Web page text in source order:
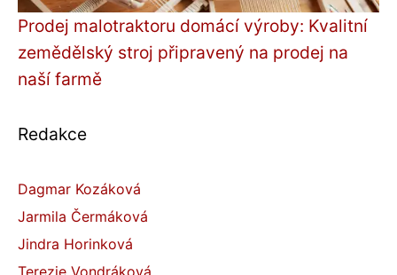
Prodej malotraktoru domácí výroby: Kvalitní
zemědělský stroj připravený na prodej na
naší farmě
Redakce
Dagmar Kozáková
Jarmila Čermáková
Jindra Horinková
Terezie Vondráková